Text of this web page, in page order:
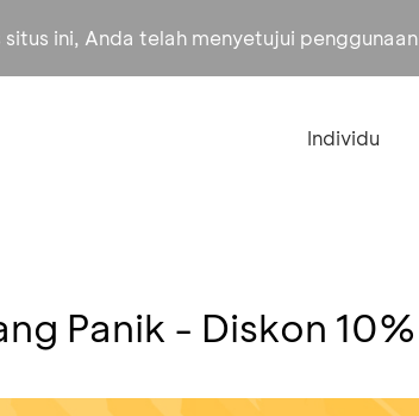
situs ini, Anda telah menyetujui penggunaan
Individu
Panik - Diskon 10%